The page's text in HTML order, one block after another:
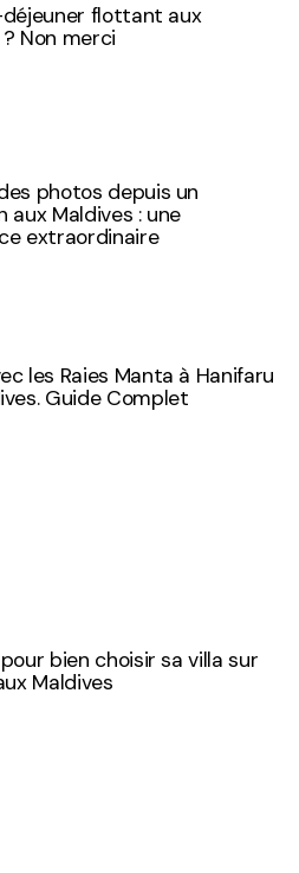
flottant aux
Non merci
photos depuis un
aux Maldives : une
extraordinaire
les Raies Manta à Hanifaru
Guide Complet
bien choisir sa villa sur
Maldives